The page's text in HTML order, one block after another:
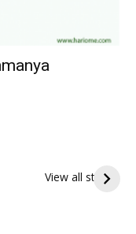
View all stories
గిరి ప్రదక్షిణ